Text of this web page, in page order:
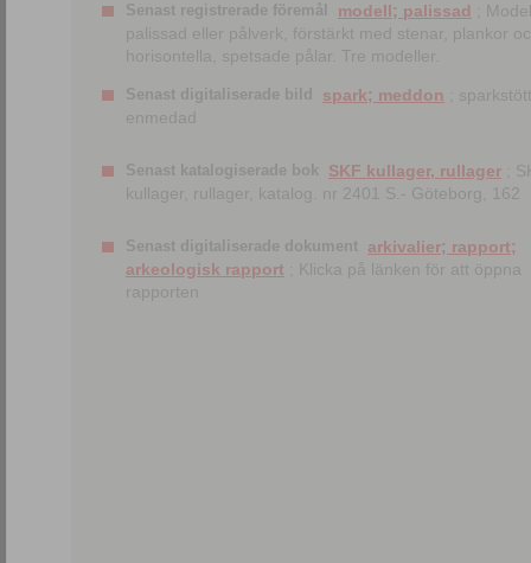
Senast registrerade föremål modell; palissad
;
palissad eller pålverk, förstärkt med stenar, plankor
horisontella, spetsade pålar. Tre modeller.
Senast digitaliserade bild spark; meddon ;
enmedad
Senast katalogiserade bok SKF kullager, rullager ;
kullager, rullager, katalog. nr 2401 S.- Göteborg, 162
Senast digitaliserade dokument arkivalier; rapport;
arkeologisk rapport ; Klicka på länken för att öppna
rapporten